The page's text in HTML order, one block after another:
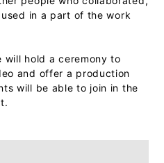
in a part of the work
hold a ceremony to
and offer a production
will be able to join in the